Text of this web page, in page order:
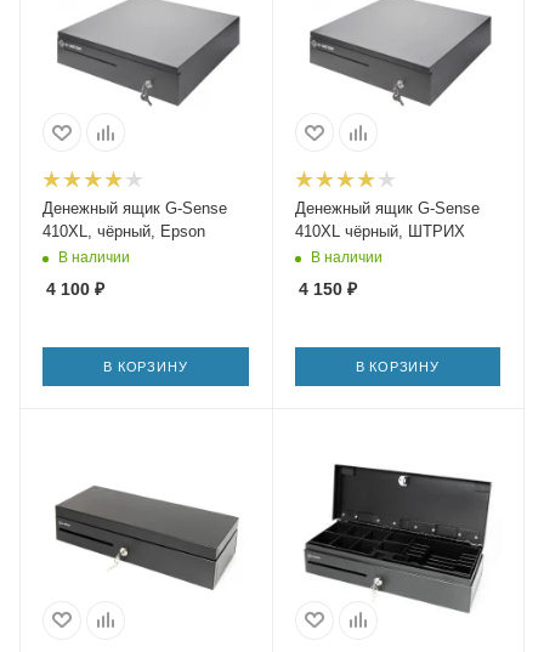
Денежный ящик G-Sense
410XL, чёрный, Epson
В наличии
4 100 ₽
В КОРЗИНУ
Денежный ящик G-Sense
410XL чёрный, ШТРИХ
В наличии
4 150₽
В КОРЗИНУ